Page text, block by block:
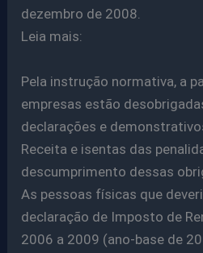
dezembro de 2008.
Leia mais:
Pela instrução normativa, a
empresas estão
declarações e
Receita e isentas das
descumprimento dessas
As pessoas físicas que
declaração de Imposto de
2006 a 2009 (ano-base de